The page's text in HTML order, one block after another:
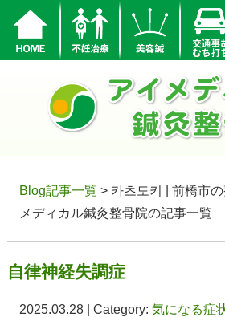
Blog記事一覧 > 카츠도키 | 前橋市
メディカル鍼灸整骨院の記事一覧
自律神経失調症
2025.03.28 | Category: 気になる症